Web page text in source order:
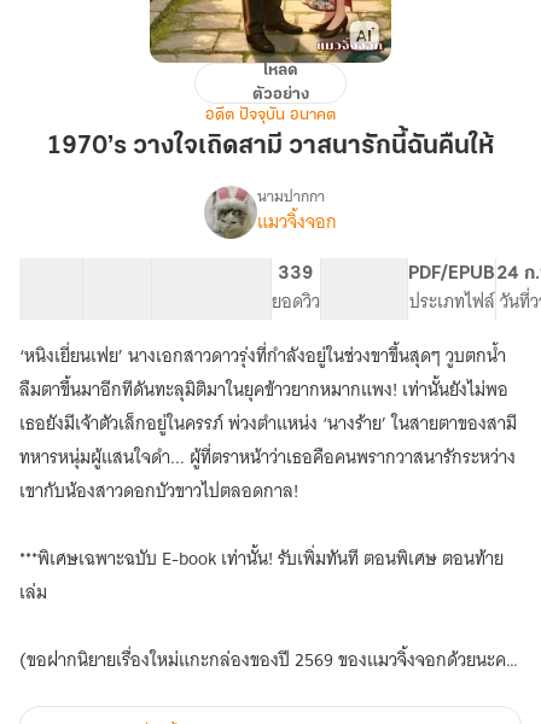
1970’s
เถิด
โหลด
ตัวอย่าง
อดีต ปัจจุบัน อนาคต
1970’s วางใจเถิดสามี วาสนารักนี้ฉันคืนให้
เรื่อง1970’s
เถิด
สามี
วาสนา
รัก
นี้
ฉัน
คืนให้
นามปากกา
แมวจิ้งจอก
339
ยอดวิว
PDF/EPUB
ประเภทไฟล์
24 ก
วันที่
‘หนิงเยี่ยนเฟย’ นางเอกสาวดาวรุ่งที่กำลังอยู่ในช่วงขาขึ้นสุดๆ วูบตกน้ำ
ลืมตาขึ้นมาอีกทีดันทะลุมิติมาในยุคข้าวยากหมากแพง! เท่านั้นยังไม่พอ
เธอยังมีเจ้าตัวเล็กอยู่ในครรภ์ พ่วงตำแหน่ง ‘นางร้าย’ ในสายตาของสามี
ทหารหนุ่มผู้แสนใจดำ... ผู้ที่ตราหน้าว่าเธอคือคนพรากวาสนารักระหว่าง
เขากับน้องสาวดอกบัวขาวไปตลอดกาล!
***พิเศษเฉพาะฉบับ E-book เท่านั้น! รับเพิ่มทันที ตอนพิเศษ ตอนท้าย
เล่ม
(ขอฝากนิยายเรื่องใหม่แกะกล่องของปี 2569 ของแมวจิ้งจอกด้วยนะคะ)